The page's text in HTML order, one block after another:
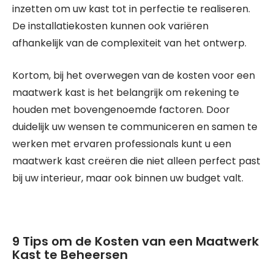
inzetten om uw kast tot in perfectie te realiseren.
De installatiekosten kunnen ook variëren
afhankelijk van de complexiteit van het ontwerp.
Kortom, bij het overwegen van de kosten voor een
maatwerk kast is het belangrijk om rekening te
houden met bovengenoemde factoren. Door
duidelijk uw wensen te communiceren en samen te
werken met ervaren professionals kunt u een
maatwerk kast creëren die niet alleen perfect past
bij uw interieur, maar ook binnen uw budget valt.
9 Tips om de Kosten van een Maatwerk
Kast te Beheersen